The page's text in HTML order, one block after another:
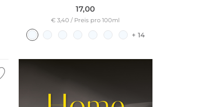
17,00
€ 3,40 / Preis pro 100ml
+ 14